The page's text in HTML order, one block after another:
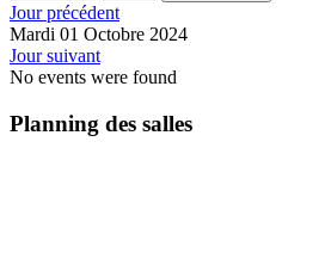
Jour précédent
Mardi 01 Octobre 2024
Jour suivant
No events were found
Planning des salles